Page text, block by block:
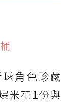
角色珍藏
米花1份與